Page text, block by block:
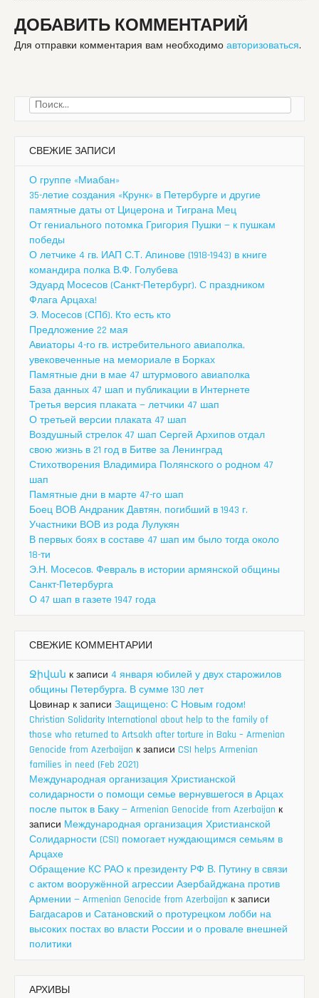
ДОБАВИТЬ КОММЕНТАРИЙ
Для отправки комментария вам необходимо авторизоваться.
Найти:
СВЕЖИЕ ЗАПИСИ
О группе «Миабан»
35-летие создания «Крунк» в Петербурге и другие
памятные даты от Цицерона и Тиграна Мец
От гениального потомка Григория Пушки — к пушкам
победы
О летчике 4 гв. ИАП С.Т. Апинове (1918-1943) в книге
командира полка В.Ф. Голубева
Эдуард Мосесов (Санкт-Петербург). С праздником
Флага Арцаха!
Э. Мосесов (СПб). Кто есть кто
Предложение 22 мая
Авиаторы 4-го гв. истребительного авиаполка,
увековеченные на мемориале в Борках
Памятные дни в мае 47 штурмового авиаполка
База данных 47 шап и публикации в Интернете
Третья версия плаката — летчики 47 шап
О третьей версии плаката 47 шап
Воздушный стрелок 47 шап Сергей Архипов отдал
свою жизнь в 21 год в Битве за Ленинград
Стихотворения Владимира Полянского о родном 47
шап
Памятные дни в марте 47-го шап
Боец ВОВ Андраник Давтян, погибший в 1943 г.
Участники ВОВ из рода Лулукян
В первых боях в составе 47 шап им было тогда около
18-ти
Э.Н. Мосесов. Февраль в истории армянской общины
Санкт-Петербурга
О 47 шап в газете 1947 года
СВЕЖИЕ КОММЕНТАРИИ
Ջիվան к записи 4 января юбилей у двух старожилов
общины Петербурга. В сумме 130 лет
Цовинар к записи Защищено: С Новым годом!
Christian Solidarity International about help to the family of
those who returned to Artsakh after torture in Baku – Armenian
Genocide from Azerbaijan к записи CSI helps Armenian
families in need (Feb 2021)
Международная организация Христианской
солидарности о помощи семье вернувшегося в Арцах
после пыток в Баку — Armenian Genocide from Azerbaijan к
записи Международная организация Христианской
Солидарности (CSI) помогает нуждающимся семьям в
Арцахе
Обращение КС РАО к президенту РФ В. Путину в связи
с актом вооружённой агрессии Азербайджана против
Армении — Armenian Genocide from Azerbaijan к записи
Багдасаров и Сатановский о протурецком лобби на
высоких постах во власти России и о провале внешней
политики
АРХИВЫ